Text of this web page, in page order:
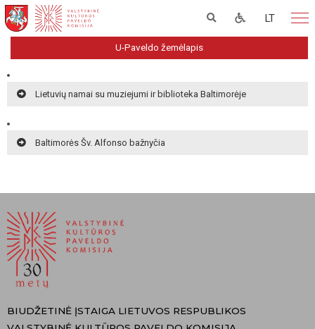
LT
U-Paveldo žemėlapis
Lietuvių namai su muziejumi ir biblioteka Baltimorėje
Baltimorės Šv. Alfonso bažnyčia
BIUDŽETINĖ ĮSTAIGA LIETUVOS RESPUBLIKOS